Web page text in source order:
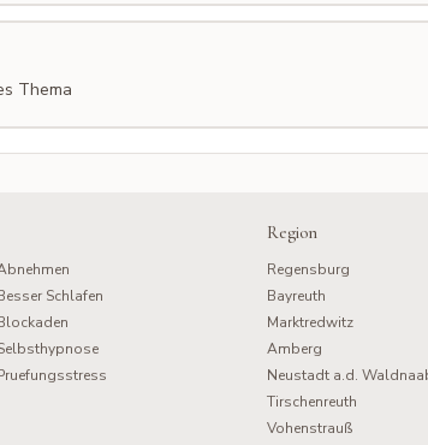
Thema
Schlafen
Region
Regensburg
Bayreuth
Marktredwitz
Amberg
Neustadt a.d.
Tirschenreuth
Vohenstrauß